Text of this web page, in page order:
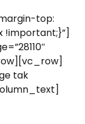
top:
!important;}”]
tak